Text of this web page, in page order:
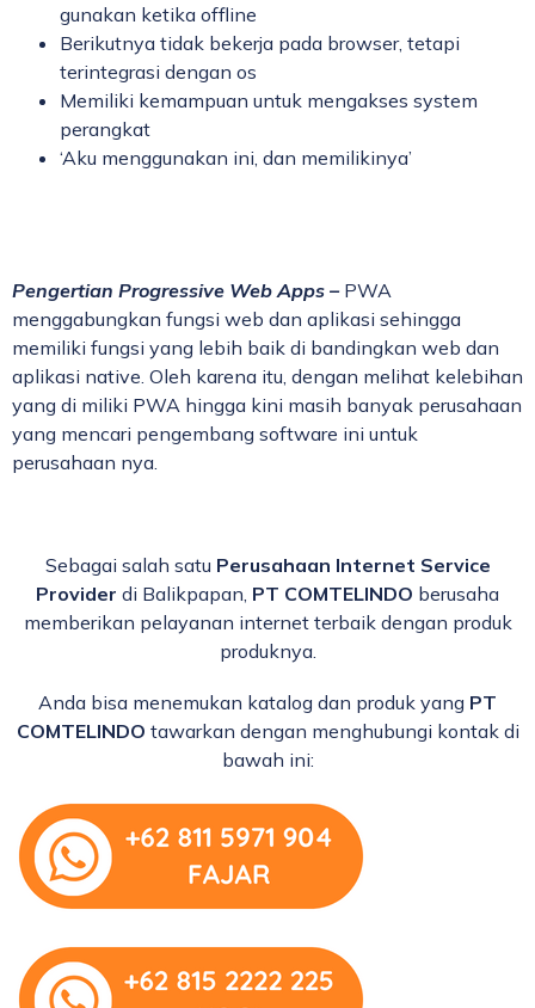
gunakan ketika offline
Berikutnya tidak bekerja pada browser, tetapi
terintegrasi dengan os
Memiliki kemampuan untuk mengakses system
perangkat
‘Aku menggunakan ini, dan memilikinya’
Pengertian Progressive Web Apps – PWA
menggabungkan fungsi web dan aplikasi sehingga
memiliki fungsi yang lebih baik di bandingkan web dan
aplikasi native. Oleh karena itu, dengan melihat kelebihan
yang di miliki PWA hingga kini masih banyak perusahaan
yang mencari pengembang software ini untuk
perusahaan nya.
Sebagai salah satu Perusahaan Internet Service
Provider di Balikpapan, PT COMTELINDO berusaha
memberikan pelayanan internet terbaik dengan produk
produknya.
Anda bisa menemukan katalog dan produk yang PT
COMTELINDO tawarkan dengan menghubungi kontak di
bawah ini: